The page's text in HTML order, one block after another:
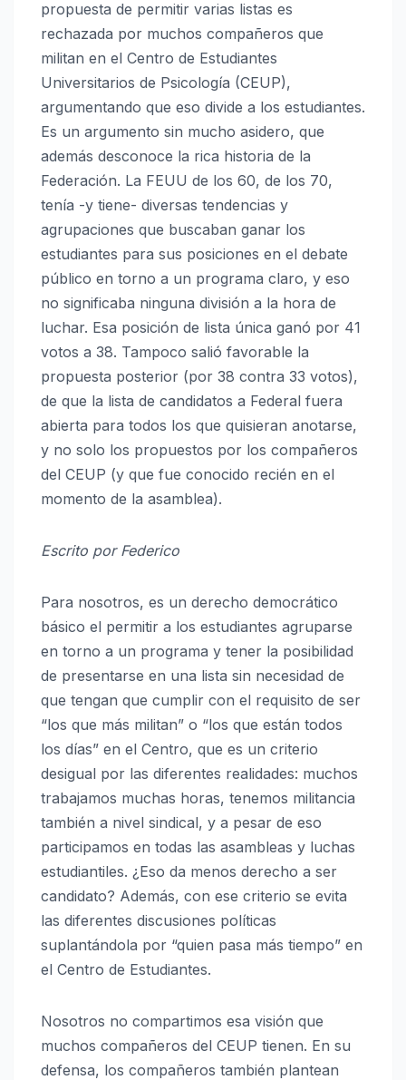
propuesta de permitir varias listas es
rechazada por muchos compañeros que
militan en el Centro de Estudiantes
Universitarios de Psicología (CEUP),
argumentando que eso divide a los estudiantes.
Es un argumento sin mucho asidero, que
además desconoce la rica historia de la
Federación. La FEUU de los 60, de los 70,
tenía -y tiene- diversas tendencias y
agrupaciones que buscaban ganar los
estudiantes para sus posiciones en el debate
público en torno a un programa claro, y eso
no significaba ninguna división a la hora de
luchar. Esa posición de lista única ganó por 41
votos a 38. Tampoco salió favorable la
propuesta posterior (por 38 contra 33 votos),
de que la lista de candidatos a Federal fuera
abierta para todos los que quisieran anotarse,
y no solo los propuestos por los compañeros
del CEUP (y que fue conocido recién en el
momento de la asamblea).
Escrito por Federico
Para nosotros, es un derecho democrático
básico el permitir a los estudiantes agruparse
en torno a un programa y tener la posibilidad
de presentarse en una lista sin necesidad de
que tengan que cumplir con el requisito de ser
“los que más militan” o “los que están todos
los días” en el Centro, que es un criterio
desigual por las diferentes realidades: muchos
trabajamos muchas horas, tenemos militancia
también a nivel sindical, y a pesar de eso
participamos en todas las asambleas y luchas
estudiantiles. ¿Eso da menos derecho a ser
candidato? Además, con ese criterio se evita
las diferentes discusiones políticas
suplantándola por “quien pasa más tiempo” en
el Centro de Estudiantes.
Nosotros no compartimos esa visión que
muchos compañeros del CEUP tienen. En su
defensa, los compañeros también plantean